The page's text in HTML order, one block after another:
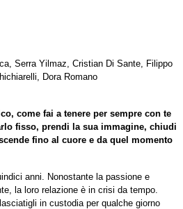
Serra Yilmaz, Cristian Di Sante, Filippo
Dora Romano
come fai a tenere per sempre con te
fisso, prendi la sua immagine, chiudi
fino al cuore e da quel momento
anni. Nonostante la passione e
la loro relazione è in crisi da tempo.
in custodia per qualche giorno